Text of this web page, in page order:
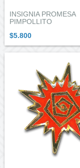
INSIGNIA PROMESA
PIMPOLLITO
$5.800